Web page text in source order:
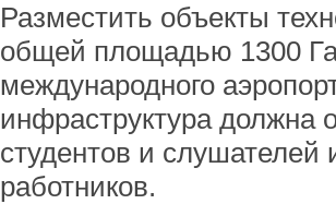
Разместить объекты
общей площадью 1300
международного
инфраструктура должна
студентов и слушателей
работников.